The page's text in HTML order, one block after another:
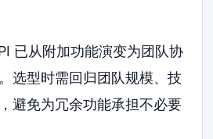
已从附加功能演变为团队协
选型时需回归团队规模、技
避免为冗余功能承担不必要